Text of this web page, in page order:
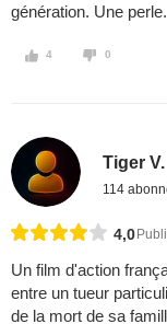
génération. Une perle.
4 0
Tiger V.
114
4,0
Un film d'action
entre un tueur
de la mort de sa